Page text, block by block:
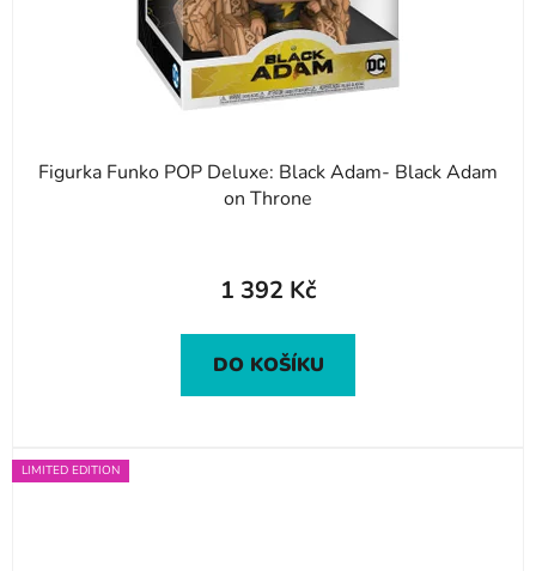
Figurka Funko POP Deluxe: Black Adam- Black Adam
on Throne
1 392 Kč
DO KOŠÍKU
LIMITED EDITION